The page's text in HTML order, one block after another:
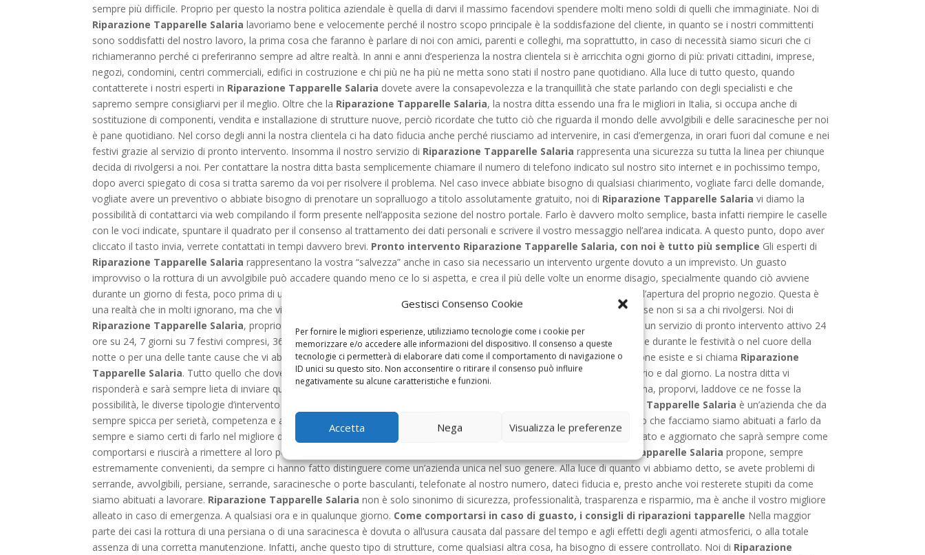
Gestisci Consenso Cookie
Per fornire le migliori esperienze, utilizziamo tecnologie come i cookie per
memorizzare e/o accedere alle informazioni del dispositivo. Il consenso a queste
tecnologie ci permetterà di elaborare dati come il comportamento di navigazione o
ID unici su questo sito. Non acconsentire o ritirare il consenso può influire
negativamente su alcune caratteristiche e funzioni.
Accetta Nega Visualizza le preferenze
sempre più difficile. Proprio per questo la nostra politica aziendale è quella di darvi il massimo facendovi spendere molti meno soldi di quelli che immaginiate. Noi di
Riparazione Tapparelle Salaria lavoriamo bene e velocemente perché il nostro scopo principale è la soddisfazione del cliente, in quanto se i nostri committenti
sono soddisfatti del nostro lavoro, la prima cosa che faranno è parlare di noi con amici, parenti e colleghi, ma soprattutto, in caso di necessità siamo sicuri che ci
richiameranno perché ci preferiranno sempre ad altre realtà. In anni e anni d’esperienza la nostra clientela si è arricchita ogni giorno di più: privati cittadini, imprese,
negozi, condomini, centri commerciali, edifici in costruzione e chi più ne ha più ne metta sono stati il nostro pane quotidiano. Alla luce di tutto questo, quando
contatterete i nostri esperti in Riparazione Tapparelle Salaria dovete avere la consapevolezza e la tranquillità che state parlando con degli specialisti e che
sapremo sempre consigliarvi per il meglio. Oltre che la Riparazione Tapparelle Salaria, la nostra ditta essendo una fra le migliori in Italia, si occupa anche di
sostituzione di componenti, vendita e installazione di strutture nuove, perciò ricordate che tutto ciò che riguarda il mondo delle avvolgibili e delle saracinesche per noi
è pane quotidiano. Nel corso degli anni la nostra clientela ci ha dato fiducia anche perché riusciamo ad intervenire, in casi d’emergenza, in orari fuori dal comune e nei
festivi grazie al servizio di pronto intervento. Insomma il nostro servizio di Riparazione Tapparelle Salaria rappresenta una sicurezza su tutta la linea per chiunque
decida di rivolgersi a noi. Per contattare la nostra ditta basta semplicemente chiamare il numero di telefono indicato sul nostro sito internet e in pochissimo tempo,
dopo averci spiegato di cosa si tratta saremo da voi per risolvere il problema. Nel caso invece abbiate bisogno di qualsiasi chiarimento, vogliate farci delle domande,
vogliate avere un preventivo o abbiate bisogno di prenotare un sopralluogo a titolo assolutamente gratuito, noi di Riparazione Tapparelle Salaria vi diamo la
possibilità di contattarci via web compilando il form presente nell’apposita sezione del nostro portale. Farlo è davvero molto semplice, basta infatti riempire le caselle
con le voci indicate, spuntare il quadrato per il consenso al trattamento dei dati personali e scrivere il vostro messaggio nell’area indicata. A questo punto, dopo aver
cliccato il tasto invia, verrete contattati in tempi davvero brevi. Pronto intervento Riparazione Tapparelle Salaria, con noi è tutto più semplice Gli esperti di
Riparazione Tapparelle Salaria rappresentano la vostra “salvezza” anche in caso sia necessario un intervento urgente dovuto a un imprevisto. Un guasto
improvviso o la rottura di un avvolgibile può accadere quando meno ce lo si aspetta, e crea il più delle volte un enorme disagio, specialmente quando ciò avviene
durante un giorno di festa, poco prima di un appuntamento molto importante, nel cuore della notte oppure a poche ore dall’apertura del proprio negozio. Questa è
una realtà che in molti ignorano, ma che vi assicuriamo, accade quasi ogni giorno e rappresenta un vero e proprio dramma se non si sa a chi rivolgersi. Noi di
Riparazione Tapparelle Salaria, proprio perché siamo pienamente consapevoli di questa situazione, offriamo al pubblico un servizio di pronto intervento attivo 24
ore su 24, 7 giorni su 7 festivi compresi, 365 giorni l’anno. Nel caso anche a voi capiti un inconveniente legato a un avvolgibile durante le festività o nel cuore della
notte o per una delle tante cause che vi abbiamo sopra citato, non dovete assolutamente preoccuparvi, in quanto la soluzione esiste e si chiama Riparazione
Tapparelle Salaria. Tutto quello che dovete fare è andare sul nostro sito internet e telefonarci indipendentemente dall’orario e dal giorno. La nostra ditta vi
risponderà e sarà sempre lieta di inviare quanto prima un tecnico esperto in grado di individuare con facilità il vostro problema, proporvi, laddove ce ne fosse la
possibilità, le diverse tipologie d’intervento possibili, e intervenire direttamente in tempi davvero molto ristretti.
Riparazione Tapparelle Salaria è un’azienda che da
sempre spicca per serietà, competenza e affidabilità. Non esiste installazione che ci possa dare preoccupazione, tutto quello che facciamo siamo abituati a farlo da
sempre e siamo certi di farlo nel migliore dei modi. Ogni giorno mettiamo in campo personale altamente qualificato, preparato e aggiornato che saprà sempre come
comportarsi e riuscirà a rimettere al loro posto le cose. Inoltre i prezzi che la nostra ditta specializzata nella
Riparazione Tapparelle Salaria propone, sempre
estremamente convenienti, da sempre ci hanno fatto distinguere come un’azienda unica nel suo genere. Alla luce di quanto vi abbiamo detto, se avete problemi di
serrande, avvolgibili, persiane, serrande, saracinesche o porte basculanti, telefonate al nostro numero, dateci fiducia e, presto anche voi resterete stupiti da come
siamo abituati a lavorare. Riparazione Tapparelle Salaria non è solo sinonimo di sicurezza, professionalità, trasparenza e risparmio, ma è anche il vostro migliore
alleato in caso di emergenza. A qualsiasi ora e in qualunque giorno. Come comportarsi in caso di guasto, i consigli di riparazioni tapparelle Nella maggior
parte dei casi la rottura di una persiana o di una saracinesca è dovuta o all’usura causata dal passare del tempo e agli effetti degli agenti atmosferici, o alla totale
assenza di una corretta manutenzione. Infatti, anche questo tipo di strutture, come qualsiasi altra cosa, ha bisogno di essere controllato. Noi di Riparazione